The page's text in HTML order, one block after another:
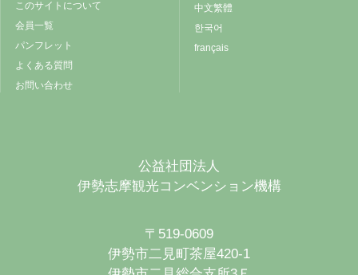
このサイトについて
会員一覧
パンフレット
よくある質問
お問い合わせ
中文繁體
한국어
français
公益社団法人
伊勢志摩観光コンベンション機構
〒519-0609
伊勢市二見町茶屋420-1